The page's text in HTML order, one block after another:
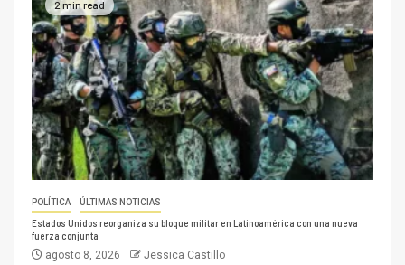
2 min read
POLÍTICA ÚLTIMAS NOTICIAS
Estados Unidos reorganiza su bloque militar en Latinoamérica con una nueva
fuerza conjunta
agosto 8, 2026 Jessica Castillo